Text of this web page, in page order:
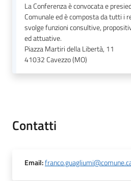
La Conferenza è convocata e
Comunale ed è composta da tutti i
svolge funzioni consultive,
ed attuative.
Piazza Martiri della Libertà, 11
41032Cavezzo (MO)
Contatti
Email: